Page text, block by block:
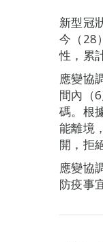
新型冠
今（28
性，累
應變協
間內（
碼。根
能離境
開，拒
應變協
防疫事